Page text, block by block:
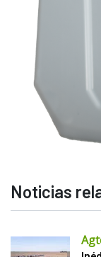
Noticias